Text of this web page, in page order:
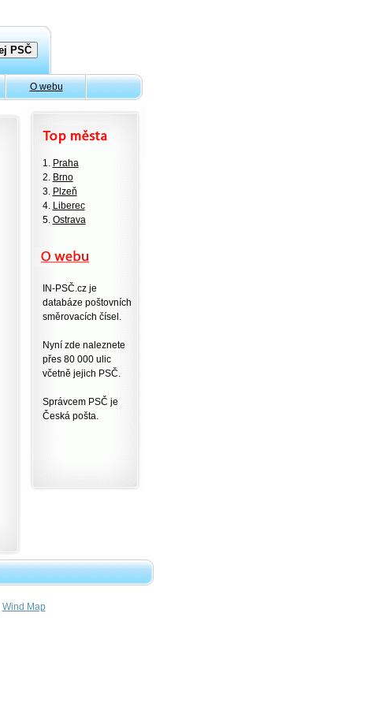
O webu
1. Praha
2. Brno
3. Plzeň
4. Liberec
5. Ostrava
IN-PSČ.cz je
databáze poštovních
směrovacích čísel.
Nyní zde naleznete
přes 80 000 ulic
včetně jejich PSČ.
Správcem PSČ je
Česká pošta.
Wind Map